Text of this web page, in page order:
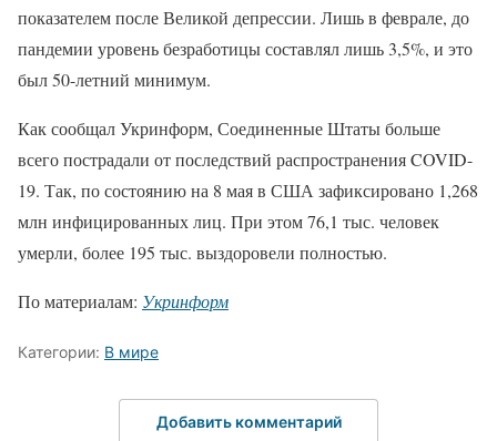
показателем после Великой депрессии. Лишь в феврале, до
пандемии уровень безработицы составлял лишь 3,5%, и это
был 50-летний минимум.
Как сообщал Укринформ, Соединенные Штаты больше
всего пострадали от последствий распространения COVID-
19. Так, по состоянию на 8 мая в США зафиксировано 1,268
млн инфицированных лиц. При этом 76,1 тыс. человек
умерли, более 195 тыс. выздоровели полностью.
По материалам: Укринформ
Категории: В мире
Добавить комментарий